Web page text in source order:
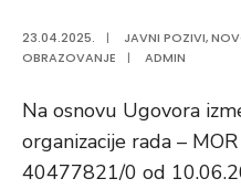
23.04.2025. | JAVNI POZIVI,
OBRAZOVANJE
| ADMIN
Na osnovu Ugovora
organizacije rada –
40477821/0 od